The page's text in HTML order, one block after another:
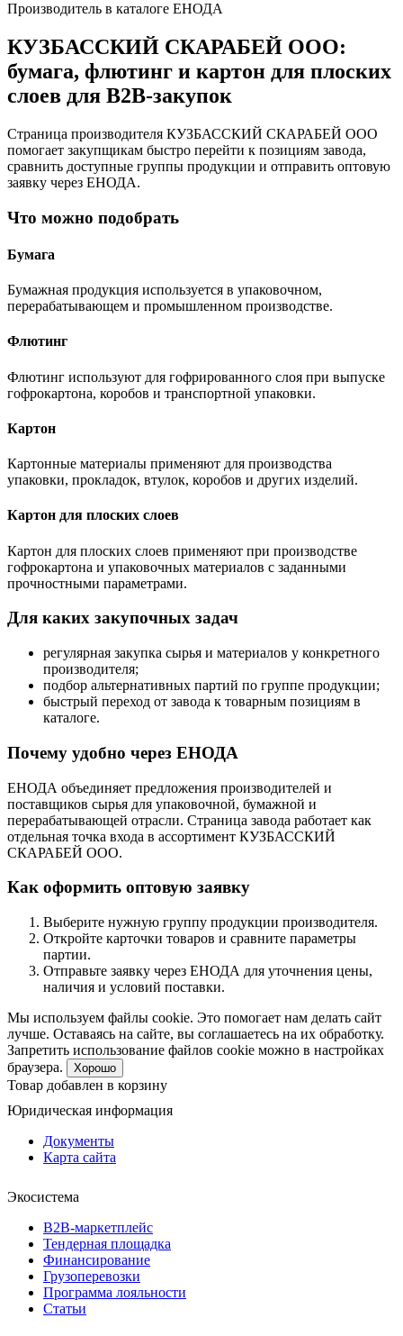
Производитель в каталоге ЕНОДА
КУЗБАССКИЙ СКАРАБЕЙ ООО:
бумага, флютинг и картон для плоских
слоев для B2B-закупок
Страница производителя КУЗБАССКИЙ СКАРАБЕЙ ООО
помогает закупщикам быстро перейти к позициям завода,
сравнить доступные группы продукции и отправить оптовую
заявку через ЕНОДА.
Что можно подобрать
Бумага
Бумажная продукция используется в упаковочном,
перерабатывающем и промышленном производстве.
Флютинг
Флютинг используют для гофрированного слоя при выпуске
гофрокартона, коробов и транспортной упаковки.
Картон
Картонные материалы применяют для производства
упаковки, прокладок, втулок, коробов и других изделий.
Картон для плоских слоев
Картон для плоских слоев применяют при производстве
гофрокартона и упаковочных материалов с заданными
прочностными параметрами.
Для каких закупочных задач
регулярная закупка сырья и материалов у конкретного
производителя;
подбор альтернативных партий по группе продукции;
быстрый переход от завода к товарным позициям в
каталоге.
Почему удобно через ЕНОДА
ЕНОДА объединяет предложения производителей и
поставщиков сырья для упаковочной, бумажной и
перерабатывающей отрасли. Страница завода работает как
отдельная точка входа в ассортимент КУЗБАССКИЙ
СКАРАБЕЙ ООО.
Как оформить оптовую заявку
Выберите нужную группу продукции производителя.
Откройте карточки товаров и сравните параметры
партии.
Отправьте заявку через ЕНОДА для уточнения цены,
наличия и условий поставки.
Мы используем файлы cookie. Это помогает нам делать сайт
лучше. Оставаясь на сайте, вы соглашаетесь на их обработку.
Запретить использование файлов cookie можно в настройках
браузера.
Хорошо
Товар добавлен в корзину
Юридическая информация
Документы
Карта сайта
Экосистема
B2B‑маркетплейс
Тендерная площадка
Финансирование
Грузоперевозки
Программа лояльности
Статьи